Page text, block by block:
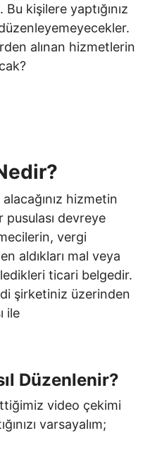
Bu kişilere yaptığınız
alınan hizmetlerin
hizmetin
devreye
vergi
aldıkları mal veya
ticari belgedir.
şirketiniz üzerinden
ile
Düzenlenir?
video çekimi
varsayalım;